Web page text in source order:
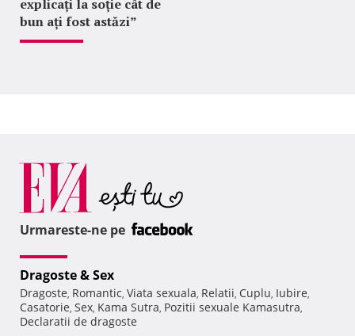
explicați la soție cât de
bun ați fost astăzi”
Urmareste-ne pe
Dragoste & Sex
Dragoste, Romantic, Viata sexuala, Relatii, Cuplu, Iubire,
Casatorie, Sex, Kama Sutra, Pozitii sexuale Kamasutra,
Declaratii de dragoste